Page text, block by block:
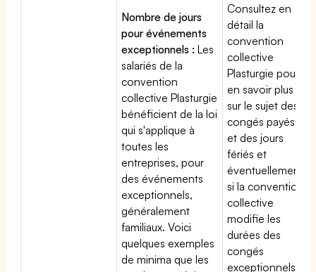
Nombre de jours
pour événements
exceptionnels : Les
salariés de la
convention
collective Plasturgie
bénéficient de la loi
qui s'applique à
toutes les
entreprises, pour
des événements
exceptionnels,
généralement
familiaux. Voici
quelques exemples
de minima que les
Consultez en
détail la
convention
collective
Plasturgie pour
en savoir plus
sur le sujet des
congés payés
et des jours
fériés et
éventuellement
si la convention
collective
modifie les
durées des
congés
exceptionnels.